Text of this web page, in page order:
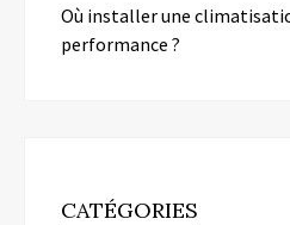
Où installer une
performance ?
CATÉGORIES